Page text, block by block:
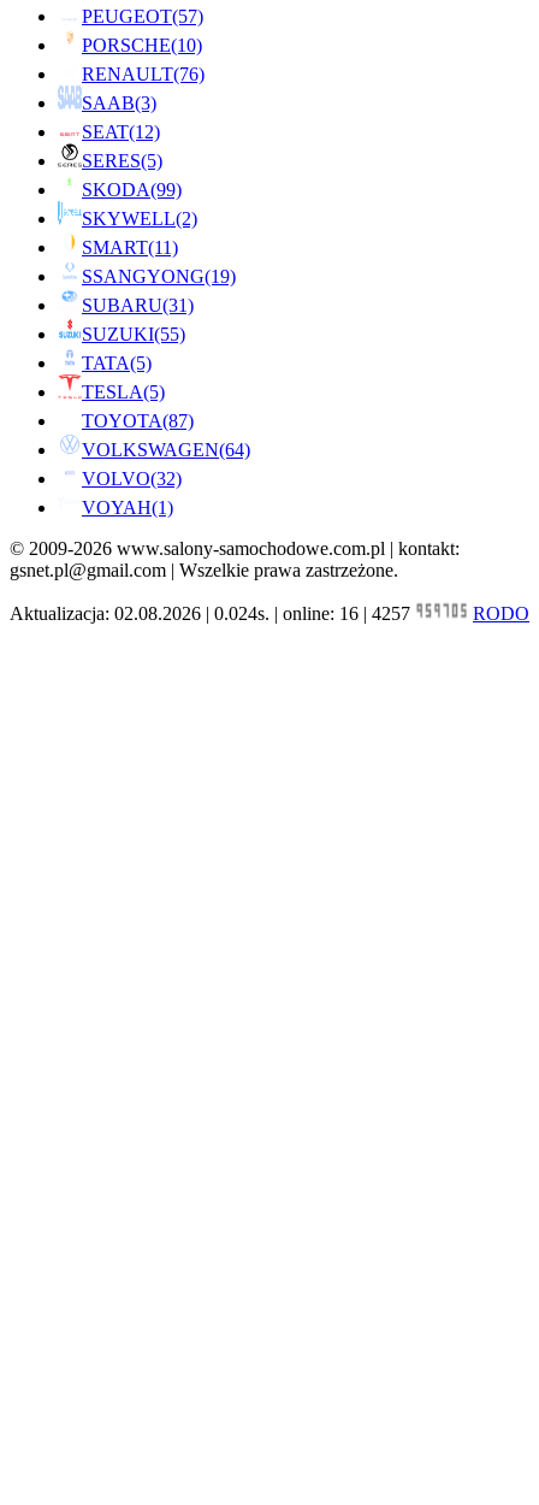
PEUGEOT(57)
PORSCHE(10)
RENAULT(76)
SAAB(3)
SEAT(12)
SERES(5)
SKODA(99)
SKYWELL(2)
SMART(11)
SSANGYONG(19)
SUBARU(31)
SUZUKI(55)
TATA(5)
TESLA(5)
TOYOTA(87)
VOLKSWAGEN(64)
VOLVO(32)
VOYAH(1)
© 2009-2026 www.salony-samochodowe.com.pl | kontakt:
gsnet.pl@gmail.com | Wszelkie prawa zastrzeżone.
Aktualizacja: 02.08.2026 | 0.024s. | online: 16 | 4257 RODO